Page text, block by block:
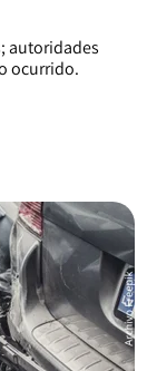
autoridades
ocurrido.